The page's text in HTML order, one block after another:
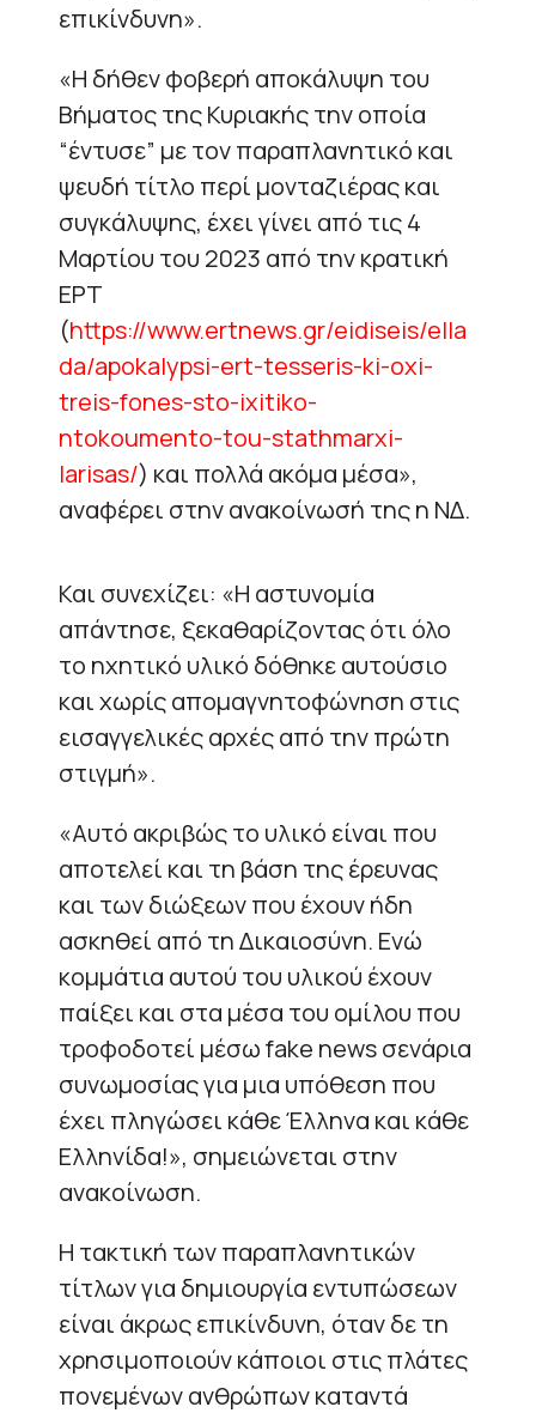
επικίνδυνη».
«Η δήθεν φοβερή αποκάλυψη του
Βήματος της Κυριακής την οποία
“έντυσε” με τον παραπλανητικό και
ψευδή τίτλο περί μονταζιέρας και
συγκάλυψης, έχει γίνει από τις 4
Μαρτίου του 2023 από την κρατική
ΕΡΤ
(https://www.ertnews.gr/eidiseis/ella
da/apokalypsi-ert-tesseris-ki-oxi-
treis-fones-sto-ixitiko-
ntokoumento-tou-stathmarxi-
larisas/) και πολλά ακόμα μέσα»,
αναφέρει στην ανακοίνωσή της η ΝΔ.
Και συνεχίζει: «Η αστυνομία
απάντησε, ξεκαθαρίζοντας ότι όλο
το ηχητικό υλικό δόθηκε αυτούσιο
και χωρίς απομαγνητοφώνηση στις
εισαγγελικές αρχές από την πρώτη
στιγμή».
«Αυτό ακριβώς το υλικό είναι που
αποτελεί και τη βάση της έρευνας
και των διώξεων που έχουν ήδη
ασκηθεί από τη Δικαιοσύνη. Ενώ
κομμάτια αυτού του υλικού έχουν
παίξει και στα μέσα του ομίλου που
τροφοδοτεί μέσω fake news σενάρια
συνωμοσίας για μια υπόθεση που
έχει πληγώσει κάθε Έλληνα και κάθε
Ελληνίδα!», σημειώνεται στην
ανακοίνωση.
Η τακτική των παραπλανητικών
τίτλων για δημιουργία εντυπώσεων
είναι άκρως επικίνδυνη, όταν δε τη
χρησιμοποιούν κάποιοι στις πλάτες
πονεμένων ανθρώπων καταντά